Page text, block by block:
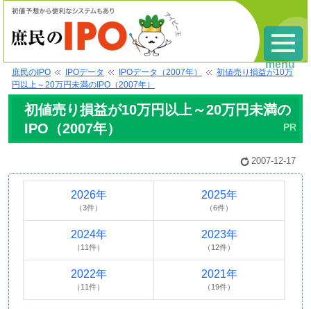
庶民のIPO IPOデータ IPOデータ（2007年）
初値売り損益が10万
円以上～20万円未満のIPO（2007年）
初値売り損益が10万円以上～20万円未満の
IPO（2007年）
2007-12-17
2026年
（3件）
2025年
（6件）
2024年
（11件）
2023年
（12件）
2022年
（11件）
2021年
（19件）
menu